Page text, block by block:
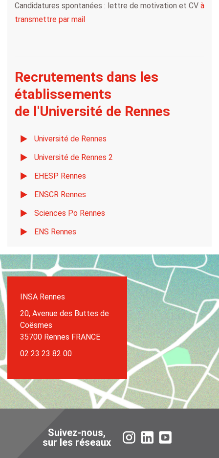
Candidatures spontanées : lettre de motivation et CV à
transmettre par mail
Recrutements dans les
établissements
de l'Université de Rennes
Université de Rennes
Université de Rennes 2
EHESP Rennes
ENSCR Rennes
Sciences Po Rennes
ENS Rennes
INSA Rennes
20, Avenue des Buttes de
Coësmes
35700 Rennes FRANCE
02 23 23 82 00
Suivez-nous,
sur les réseaux
InstagramLinkedIn